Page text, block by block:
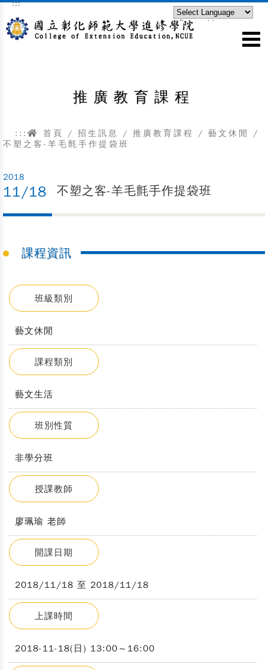
跳到主要內容區塊
:::
Powered by
推廣教育課程
::: 首頁 / 招生訊息 / 推廣教育課程 / 藝文休閒
/
不塑之客-羊毛氈手作提袋班
2018
11/18 不塑之客-羊毛氈手作提袋班
課程資訊
班級類別
藝文休閒
課程類別
藝文生活
班別性質
非學分班
授課教師
廖珮瑜 老師
開課日期
2018/11/18 至 2018/11/18
上課時間
2018-11-18(日) 13:00～16:00